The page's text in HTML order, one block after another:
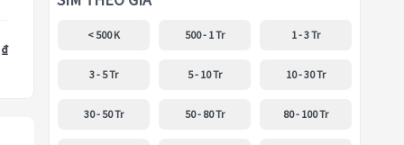
< 500 K 500 - 1 Tr 1 - 3 Tr
3 - 5 Tr 5 - 10 Tr 10 - 30 Tr
30 - 50 Tr 50 - 80 Tr 80 - 100 Tr